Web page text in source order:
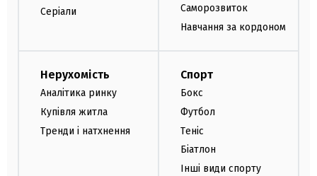
Серіали
Саморозвиток
Навчання за кордоном
Нерухомість
Аналітика ринку
Купівля житла
Тренди і натхнення
Спорт
Бокс
Футбол
Теніс
Біатлон
Інші види спорту